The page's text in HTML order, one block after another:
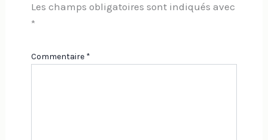
Les champs obligatoires sont indiqués avec
*
Commentaire *